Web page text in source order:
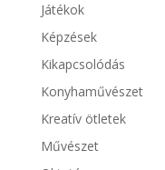
Játékok
Képzések
Kikapcsolódás
Konyhaművészet
Kreatív ötletek
Művészet